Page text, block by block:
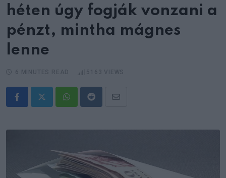
héten úgy fogják vonzani a
pénzt, mintha mágnes
lenne
WhatsappRedditShare
Email